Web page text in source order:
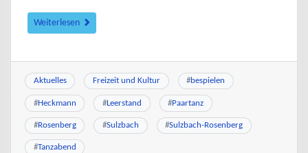
Weiterlesen
Aktuelles Freizeit und Kultur #bespielen
#Heckmann #Leerstand #Paartanz
#Rosenberg #Sulzbach #Sulzbach-Rosenberg
#Tanzabend